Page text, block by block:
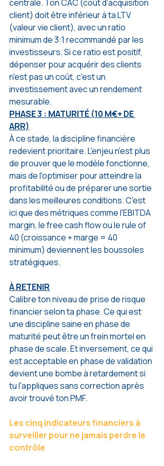
centrale. Ton CAC (coût d'acquisition
client) doit être inférieur à ta LTV
(valeur vie client), avec un ratio
minimum de 3:1 recommandé par les
investisseurs. Si ce ratio est positif,
dépenser pour acquérir des clients
n'est pas un coût, c'est un
investissement avec un rendement
mesurable.
PHASE 3 : MATURITÉ (10 M€+ DE
ARR)
À ce stade, la discipline financière
redevient prioritaire. L'enjeu n'est plus
de prouver que le modèle fonctionne,
mais de l'optimiser pour atteindre la
profitabilité ou de préparer une sortie
dans les meilleures conditions. C'est
ici que des métriques comme l'EBITDA
margin, le free cash flow ou le rule of
40 (croissance + marge = 40
minimum) deviennent les boussoles
stratégiques.
À RETENIR
Calibre ton niveau de prise de risque
financier selon ta phase. Ce qui est
une discipline saine en phase de
maturité peut être un frein mortel en
phase de scale. Et inversement, ce qui
est acceptable en phase de validation
devient une bombe à retardement si
tu l'appliques sans correction après
avoir trouvé ton PMF.
Les cinq indicateurs financiers à
surveiller pour ne jamais perdre le
contrôle